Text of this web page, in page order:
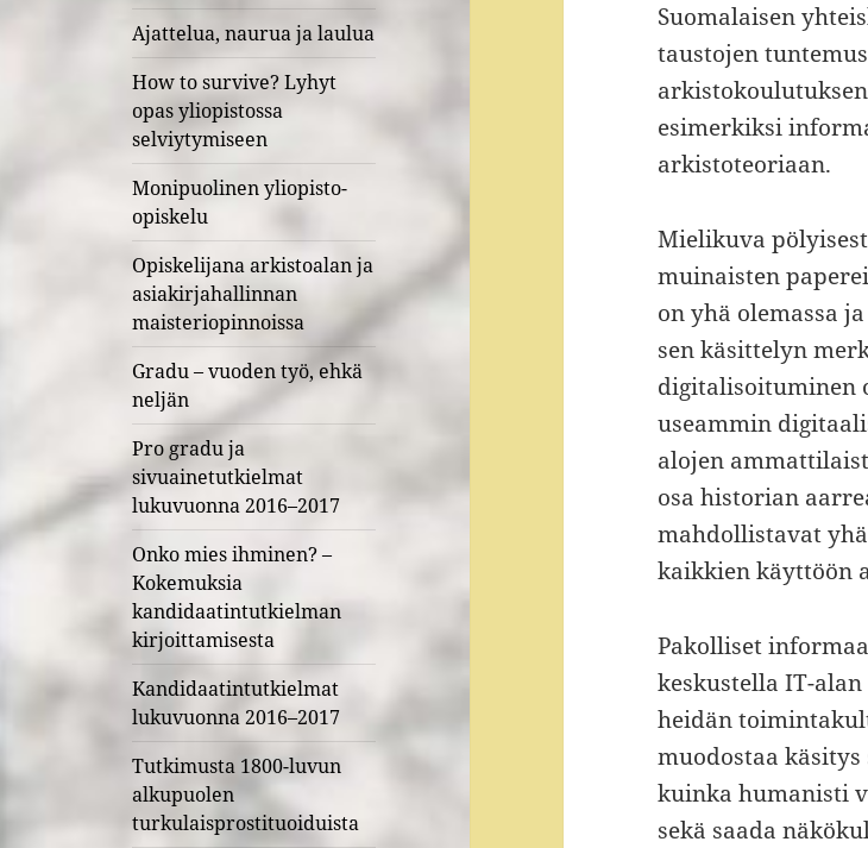
Ajattelua, naurua ja laulua
How to survive? Lyhyt
opas yliopistossa
selviytymiseen
Monipuolinen yliopisto-
opiskelu
Opiskelijana arkistoalan ja
asiakirjahallinnan
maisteriopinnoissa
Gradu – vuoden työ, ehkä
neljän
Pro gradu ja
sivuainetutkielmat
lukuvuonna 2016–2017
Onko mies ihminen? –
Kokemuksia
kandidaatintutkielman
kirjoittamisesta
Kandidaatintutkielmat
lukuvuonna 2016–2017
Tutkimusta 1800-luvun
alkupuolen
turkulaisprostituoiduista
Suomalaisen
taustojen
esimerkiksi
arkistoteoriaan.
Mielikuva
muinaisten
on yhä olemassa
sen käsittelyn
digitalisoituminen
useammin
alojen
osa historian
mahdollistavat
kaikkien käyttöön
Pakolliset
keskustella IT-
heidän
muodostaa
kuinka humanisti
sekä saada